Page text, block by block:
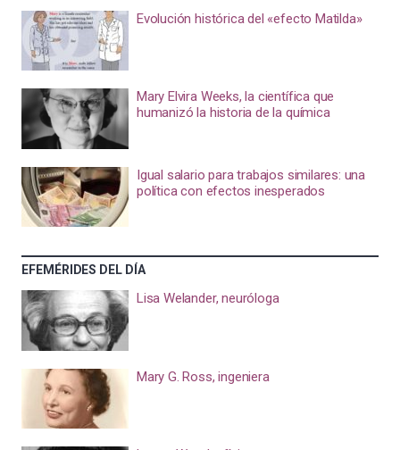
Evolución histórica del «efecto Matilda»
Mary Elvira Weeks, la científica que
humanizó la historia de la química
Igual salario para trabajos similares: una
política con efectos inesperados
EFEMÉRIDES DEL DÍA
Lisa Welander, neuróloga
Mary G. Ross, ingeniera